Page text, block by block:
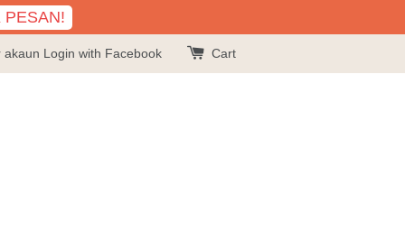
PESAN!
akaun Login with Facebook Cart